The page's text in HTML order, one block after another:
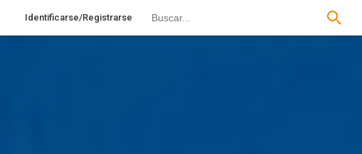
Identificarse/Registrarse